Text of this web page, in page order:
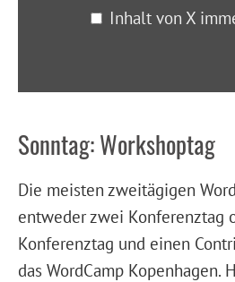
Inhalt von X
Sonntag: Workshoptag
Die meisten zweitägigen
entweder zwei Konferenztag
Konferenztag und einen
das WordCamp Kopenhagen.